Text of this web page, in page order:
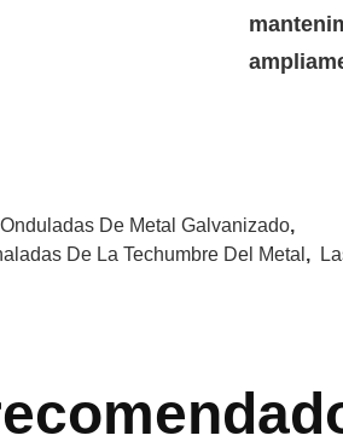
De Metal Galvanizado,
De La Techumbre Del Metal ,